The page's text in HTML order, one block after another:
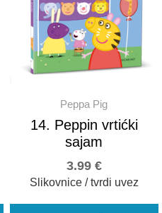
Peppa Pig
14. Peppin vrtićki
sajam
3.99 €
Slikovnice / tvrdi uvez